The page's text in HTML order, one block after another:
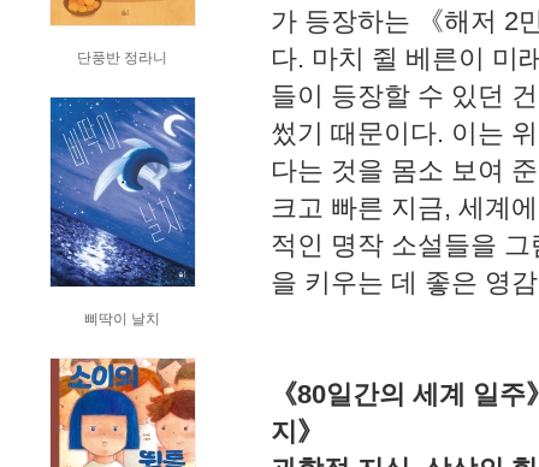
단풍반 정라니
삐딱이 날치
가 등장하는 《해저 2
다. 마치 쥘 베른이 미
들이 등장할 수 있던
썼기 때문이다. 이는
다는 것을 몸소 보여
크고 빠른 지금, 세계
적인 명작 소설들을
을 키우는 데 좋은 영
《80일간의 세계 일
지》